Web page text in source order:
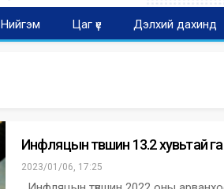
Нийгэм Цаг үе Дэлхий дахинд
Инфляцын түвшин 13.2 хувьтай
2023/01/06, 17:25